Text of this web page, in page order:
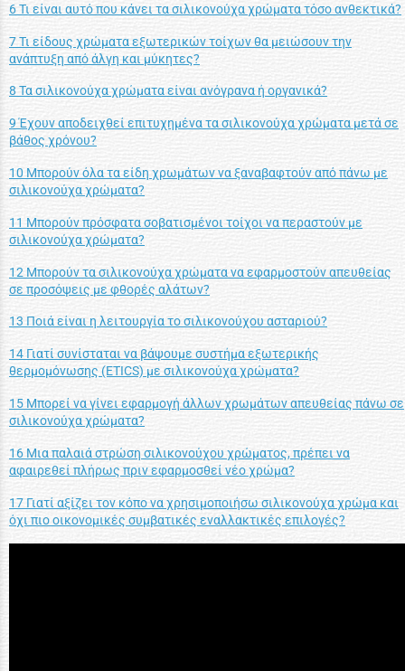
6 Τι είναι αυτό που κάνει τα σιλικονούχα χρώματα τόσο ανθεκτικά?
7 Τι είδους χρώματα εξωτερικών τοίχων θα μειώσουν την
ανάπτυξη από άλγη και μύκητες?
8 Τα σιλικονούχα χρώματα είναι ανόγρανα ή οργανικά?
9 Έχουν αποδειχθεί επιτυχημένα τα σιλικονούχα χρώματα μετά σε
βάθος χρόνου?
10 Μπορούν όλα τα είδη χρωμάτων να ξαναβαφτούν από πάνω με
σιλικονούχα χρώματα?
11 Μπορούν πρόσφατα σοβατισμένοι τοίχοι να περαστούν με
σιλικονούχα χρώματα?
12 Μπορούν τα σιλικονούχα χρώματα να εφαρμοστούν απευθείας
σε προσόψεις με φθορές αλάτων?
13 Ποιά είναι η λειτουργία το σιλικονούχου ασταριού?
14 Γιατί συνίσταται να βάψουμε συστήμα εξωτερικής
θερμομόνωσης (ETICS) με σιλικονούχα χρώματα?
15 Μπορεί να γίνει εφαρμογή άλλων χρωμάτων απευθείας πάνω σε
σιλικονούχα χρώματα?
16 Μια παλαιά στρώση σιλικονούχου χρώματος, πρέπει να
αφαιρεθεί πλήρως πριν εφαρμοσθεί νέο χρώμα?
17 Γιατί αξίζει τον κόπο να χρησιμοποιήσω σιλικονούχα χρώμα και
όχι πιο οικονομικές συμβατικές εναλλακτικές επιλογές?